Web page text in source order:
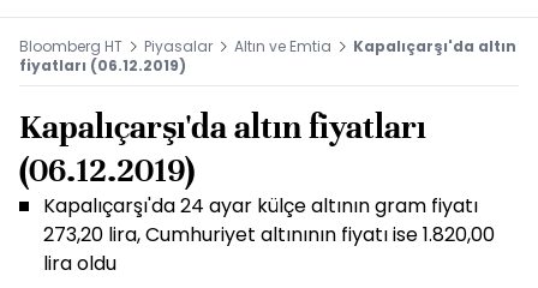
Bloomberg HT Piyasalar Altın ve Emtia
Kapalıçarşı'da altın
fiyatları (06.12.2019)
Kapalıçarşı'da altın fiyatları
(06.12.2019)
Kapalıçarşı'da 24 ayar külçe altının gram fiyatı
273,20 lira, Cumhuriyet altınının fiyatı ise 1.820,00
lira oldu